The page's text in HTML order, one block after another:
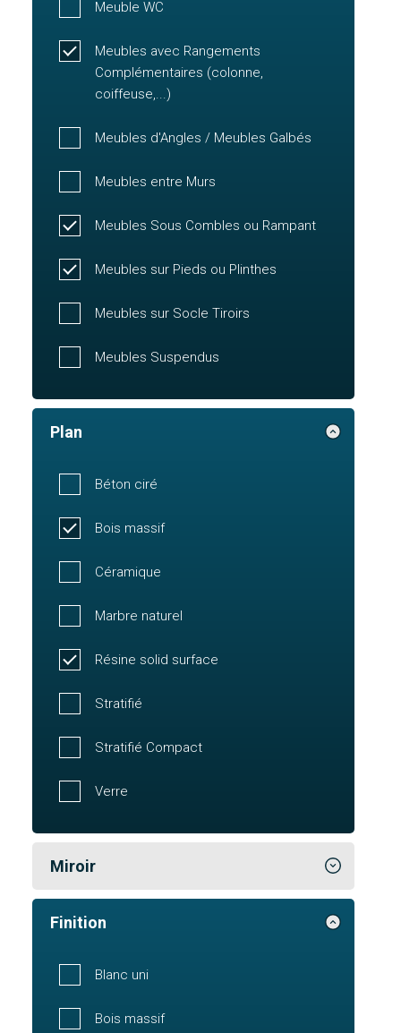
Meuble WC
Meubles avec Rangements
Complémentaires (colonne,
coiffeuse,...)
Meubles d'Angles / Meubles Galbés
Meubles entre Murs
Meubles Sous Combles ou Rampant
Meubles sur Pieds ou Plinthes
Meubles sur Socle Tiroirs
Meubles Suspendus
Plan
Béton ciré
Bois massif
Céramique
Marbre naturel
Résine solid surface
Stratifié
Stratifié Compact
Verre
Miroir
Finition
Blanc uni
Bois massif